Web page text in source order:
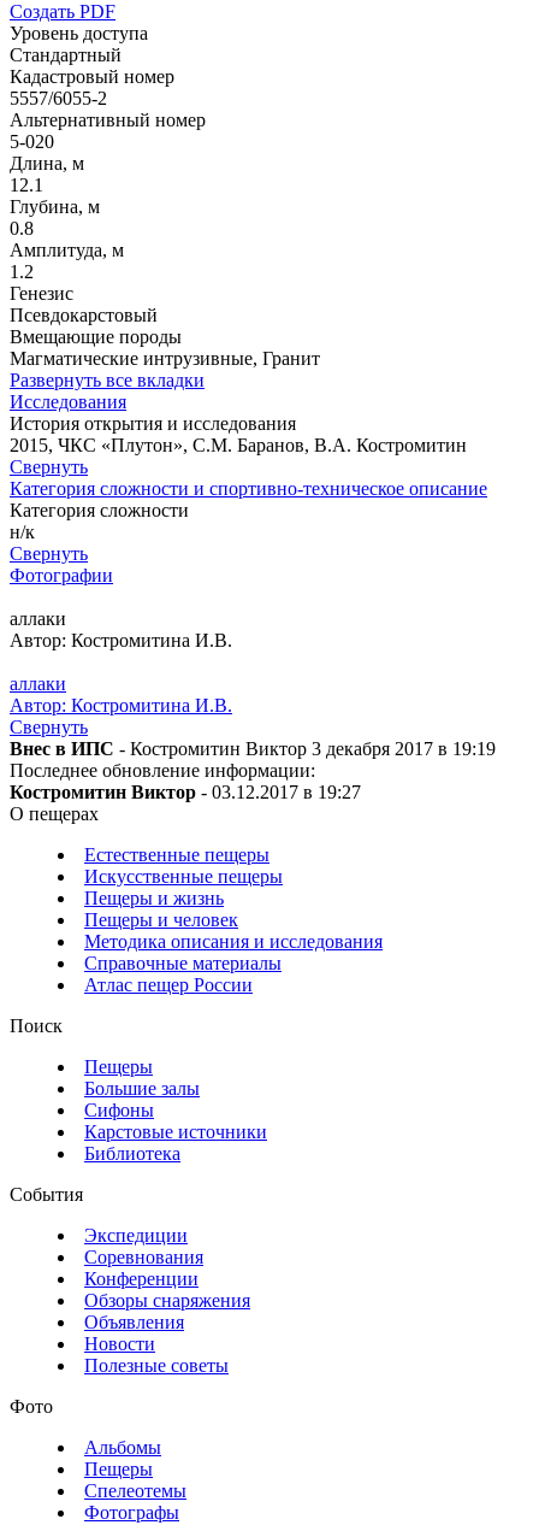
Создать PDF
Уровень доступа
Стандартный
Кадастровый номер
5557/6055-2
Альтернативный номер
5-020
Длина, м
12.1
Глубина, м
0.8
Амплитуда, м
1.2
Генезис
Псевдокарстовый
Вмещающие породы
Магматические интрузивные, Гранит
Развернуть все вкладки
Исследования
История открытия и исследования
2015, ЧКС «Плутон», С.М. Баранов, В.А. Костромитин
Свернуть
Категория сложности и спортивно-техническое описание
Категория сложности
н/к
Свернуть
Фотографии
аллаки
Автор: Костромитина И.В.
аллаки
Автор: Костромитина И.В.
Свернуть
Внес в ИПС - Костромитин Виктор 3 декабря 2017 в 19:19
Последнее обновление информации:
Костромитин Виктор - 03.12.2017 в 19:27
О пещерах
Естественные пещеры
Искусственные пещеры
Пещеры и жизнь
Пещеры и человек
Методика описания и исследования
Справочные материалы
Атлас пещер России
Поиск
Пещеры
Большие залы
Сифоны
Карстовые источники
Библиотека
События
Экспедиции
Соревнования
Конференции
Обзоры снаряжения
Объявления
Новости
Полезные советы
Фото
Альбомы
Пещеры
Спелеотемы
Фотографы